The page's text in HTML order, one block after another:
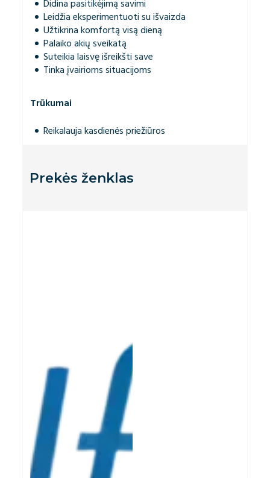
Didina pasitikėjimą savimi
Leidžia eksperimentuoti su išvaizda
Užtikrina komfortą visą dieną
Palaiko akių sveikatą
Suteikia laisvę išreikšti save
Tinka įvairioms situacijoms
Trūkumai
Reikalauja kasdienės priežiūros
Prekės ženklas